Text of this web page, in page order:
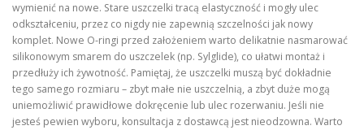
wymienić na nowe. Stare uszczelki tracą elastyczność i mogły ulec
odkształceniu, przez co nigdy nie zapewnią szczelności jak nowy
komplet. Nowe O-ringi przed założeniem warto delikatnie nasmarować
silikonowym smarem do uszczelek (np. Sylglide), co ułatwi montaż i
przedłuży ich żywotność. Pamiętaj, że uszczelki muszą być dokładnie
tego samego rozmiaru – zbyt małe nie uszczelnią, a zbyt duże mogą
uniemożliwić prawidłowe dokręcenie lub ulec rozerwaniu. Jeśli nie
jesteś pewien wyboru, konsultacja z dostawcą jest nieodzowna. Warto